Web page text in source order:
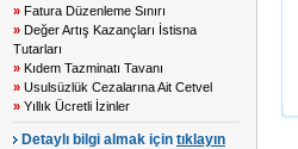
» Fatura Düzenleme Sınırı
» Değer Artış Kazançları İstisna
Tutarları
» Kıdem Tazminatı Tavanı
» Usulsüzlük Cezalarına Ait Cetvel
» Yıllık Ücretli İzinler
Detaylı bilgi almak için tıklayın